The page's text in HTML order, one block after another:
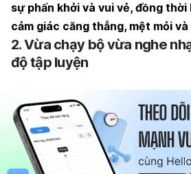
sự phấn khởi và vui vẻ, đồng
cảm giác căng thẳng, mệt mỏi và
2. Vừa chạy bộ vừa nghe
độ tập luyện